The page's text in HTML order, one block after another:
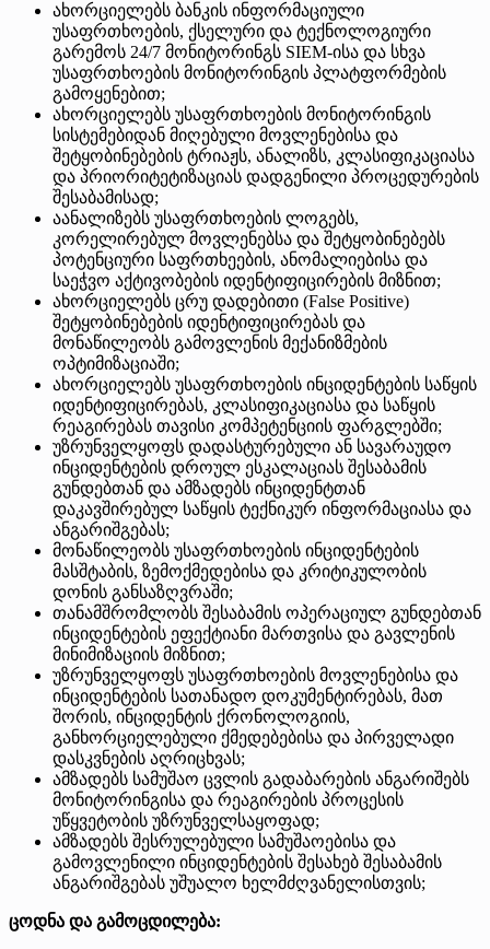
ახორციელებს ბანკის ინფორმაციული
უსაფრთხოების, ქსელური და ტექნოლოგიური
გარემოს 24/7 მონიტორინგს SIEM-ისა და სხვა
უსაფრთხოების მონიტორინგის პლატფორმების
გამოყენებით;
ახორციელებს უსაფრთხოების მონიტორინგის
სისტემებიდან მიღებული მოვლენებისა და
შეტყობინებების ტრიაჟს, ანალიზს, კლასიფიკაციასა
და პრიორიტეტიზაციას დადგენილი პროცედურების
შესაბამისად;
აანალიზებს უსაფრთხოების ლოგებს,
კორელირებულ მოვლენებსა და შეტყობინებებს
პოტენციური საფრთხეების, ანომალიებისა და
საეჭვო აქტივობების იდენტიფიცირების მიზნით;
ახორციელებს ცრუ დადებითი (False Positive)
შეტყობინებების იდენტიფიცირებას და
მონაწილეობს გამოვლენის მექანიზმების
ოპტიმიზაციაში;
ახორციელებს უსაფრთხოების ინციდენტების საწყის
იდენტიფიცირებას, კლასიფიკაციასა და საწყის
რეაგირებას თავისი კომპეტენციის ფარგლებში;
უზრუნველყოფს დადასტურებული ან სავარაუდო
ინციდენტების დროულ ესკალაციას შესაბამის
გუნდებთან და ამზადებს ინციდენტთან
დაკავშირებულ საწყის ტექნიკურ ინფორმაციასა და
ანგარიშგებას;
მონაწილეობს უსაფრთხოების ინციდენტების
მასშტაბის, ზემოქმედებისა და კრიტიკულობის
დონის განსაზღვრაში;
თანამშრომლობს შესაბამის ოპერაციულ გუნდებთან
ინციდენტების ეფექტიანი მართვისა და გავლენის
მინიმიზაციის მიზნით;
უზრუნველყოფს უსაფრთხოების მოვლენებისა და
ინციდენტების სათანადო დოკუმენტირებას, მათ
შორის, ინციდენტის ქრონოლოგიის,
განხორციელებული ქმედებებისა და პირველადი
დასკვნების აღრიცხვას;
ამზადებს სამუშაო ცვლის გადაბარების ანგარიშებს
მონიტორინგისა და რეაგირების პროცესის
უწყვეტობის უზრუნველსაყოფად;
ამზადებს შესრულებული სამუშაოებისა და
გამოვლენილი ინციდენტების შესახებ შესაბამის
ანგარიშგებას უშუალო ხელმძღვანელისთვის;
ცოდნა და გამოცდილება: